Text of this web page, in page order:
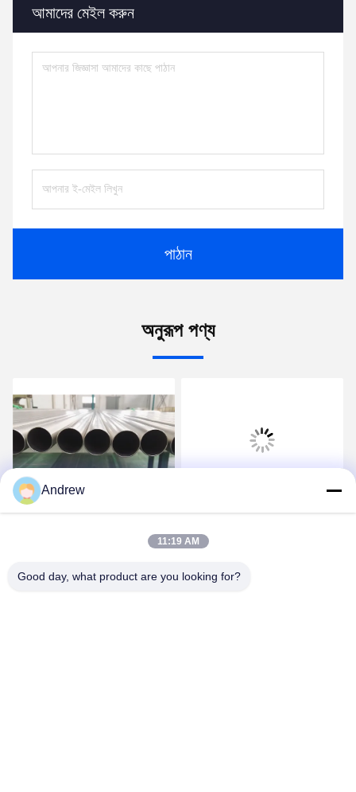
আমাদের মেইল করুন
পাঠান
অনুরূপ পণ্য
ভিডিও
Seawater desalination জন্য
Anticorrosive টাইটানিয়াম
Suppressor টিউব ASTM
উপাদান হিসাবে
Andrew
11:19 AM
Good day, what product are you looking for?